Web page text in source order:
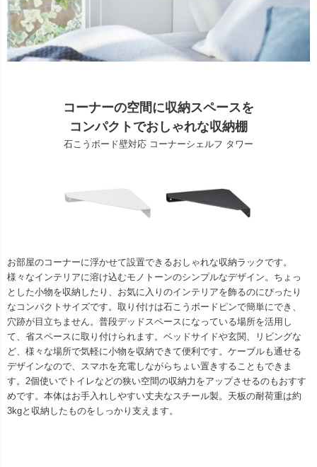
コーナーの空間に収納スペースを
コンパクトでおしゃれな収納棚
石こうボード壁対応 コーナーシェルフ タワー
お部屋のコーナーに浮かせて設置できるおしゃれな収納ラックです。
様々なインテリアに溶け込むモノトーンのシンプルなデザイン。ちょっ
とした小物を収納したり、お気に入りのインテリアを飾るのにぴったり
なコンパクトサイズです。取り付けは石こうボードピンで簡単にでき、
穴跡が目立ちません。普段デッドスペースになっている場所を活用し
て、省スペースに取り付けられます。ベッドサイドや玄関、リビングな
ど、様々な場所で気軽に小物を収納できて便利です。ケーブルも通せる
デザインなので、スマホを充電しながらちょい置きすることもできま
す。2個使いでトイレなどの狭い空間の収納力をアップさせるのもおすす
めです。本体はお手入れしやすい丈夫なスチール製。天板の耐荷重は約
3kgと収納したものをしっかり支えます。